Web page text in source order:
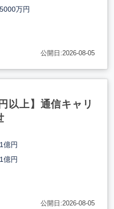
万円
公開日:2026-08-05
以上】通信キャリ
億円
億円
公開日:2026-08-05